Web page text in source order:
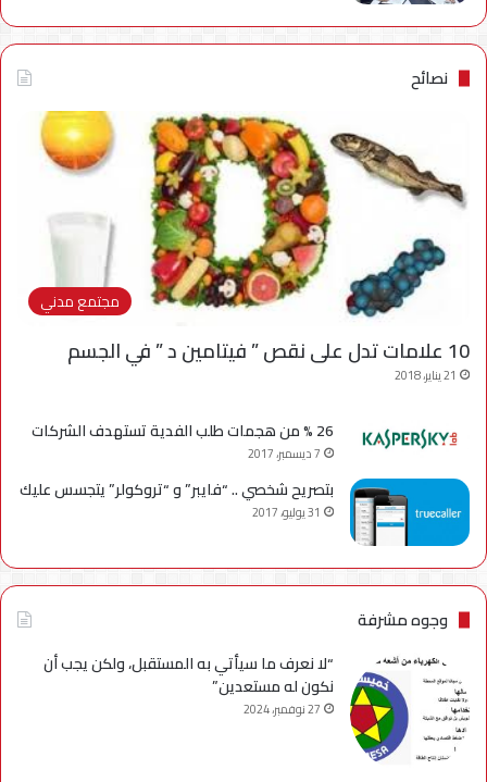
نصائح
مجتمع مدني
10 علامات تدل على نقص ” فيتامين د ” في الجسم
21 يناير، 2018
26 % من هجمات طلب الفدية تستهدف الشركات
7 ديسمبر، 2017
بتصريح شخصي .. “فايبر” و “تروكولر” يتجسس عليك
31 يوليو، 2017
وجوه مشرفة
“لا نعرف ما سيأتي به المستقبل، ولكن يجب أن
نكون له مستعدين”
27 نوفمبر، 2024